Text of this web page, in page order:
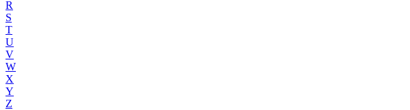
R
S
T
U
V
W
X
Y
Z